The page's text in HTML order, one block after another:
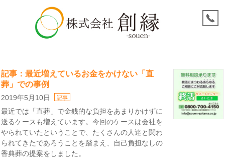
記事：最近増えているお金をかけない「直
葬」での事例
2019年5月10日 記事
最近では「直葬」で金銭的な負担をあまりかけずに
送るケースも増えています。今回のケースは会社を
やられていたということで、たくさんの人達と関わ
られてきたであろうことを踏まえ、自己負担なしの
香典葬の提案をしました。